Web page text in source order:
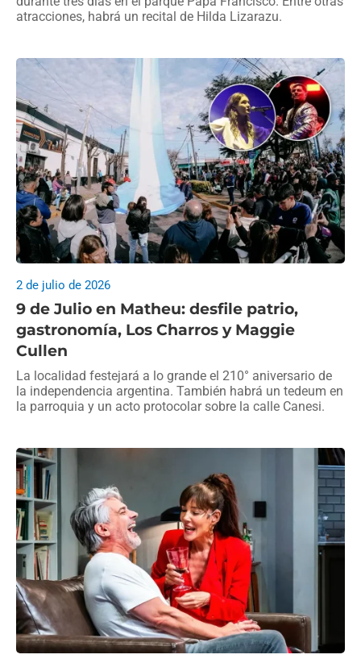
atracciones, habrá un recital de Hilda Lizarazu.
9 de Julio en Matheu: desfile patrio,
gastronomía, Los Charros y Maggie
Cullen
2 de julio de 2026
La localidad festejará a lo grande el 210° aniversario de
la independencia argentina. También habrá un tedeum en
la parroquia y un acto protocolar sobre la calle Canesi.